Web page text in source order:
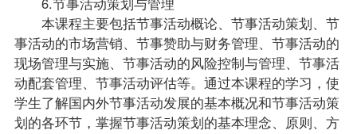
本课程主要包括节事活动概论、节事活动策划、节
事活动的市场营销、节事赞助与财务管理、节事活动的
现场管理与实施、节事活动的风险控制与管理、节事活
动配套管理、节事活动评估等。通过本课程的学习，使
学生了解国内外节事活动发展的基本概况和节事活动策
划的各环节，掌握节事活动策划的基本理念、原则、方